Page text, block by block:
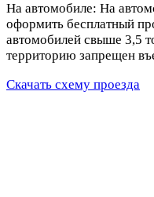
На автомобиле: На
оформить бесплатный
автомобилей свыше 3,5
территорию запрещен
Скачать схему проезда